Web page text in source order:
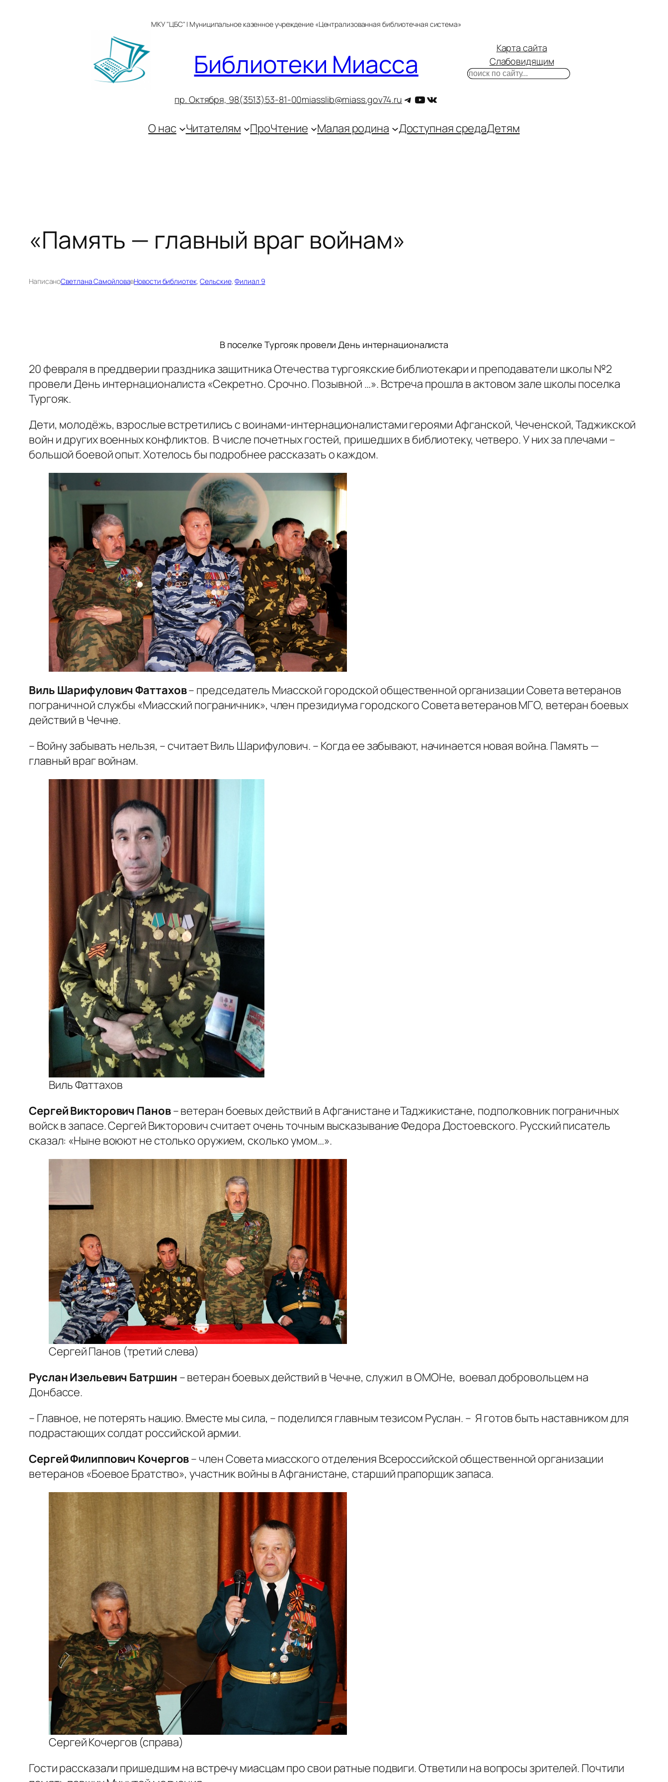
МКУ "ЦБС" | Муниципальное казенное учреждение «Централизованная библиотечная система»
Библиотеки Миасса
пр. Октября, 98(3513)53-81-00miasslib@miass.gov74.ru Telegram
YouTube
ВКонтакте
Карта сайта
Слабовидящим
Поиск
О нас Читателям ПроЧтение Малая родина Доступная средаДетям
«Память — главный враг войнам»
НаписаноСветлана СамойловавНовости библиотек, Сельские, Филиал 9
В поселке Тургояк провели День интернационалиста
20 февраля в преддверии праздника защитника Отечества тургоякские библиотекари и преподаватели школы №2
провели День интернационалиста «Секретно. Срочно. Позывной …». Встреча прошла в актовом зале школы поселка
Тургояк.
Дети, молодёжь, взрослые встретились с воинами-интернационалистами героями Афганской, Чеченской, Таджикской
войн и других военных конфликтов. В числе почетных гостей, пришедших в библиотеку, четверо. У них за плечами –
большой боевой опыт. Хотелось бы подробнее рассказать о каждом.
Виль Шарифулович Фаттахов– председатель Миасской городской общественной организации Совета ветеранов
пограничной службы «Миасский пограничник», член президиума городского Совета ветеранов МГО, ветеран боевых
действий в Чечне.
– Войну забывать нельзя, – считает Виль Шарифулович. – Когда ее забывают, начинается новая война. Память —
главный враг войнам.
Виль Фаттахов
Сергей Викторович Панов– ветеран боевых действий в Афганистане и Таджикистане, подполковник пограничных
войск в запасе. Сергей Викторович считает очень точным высказывание Федора Достоевского. Русский писатель
сказал: «Ныне воюют не столько оружием, сколько умом…».
Сергей Панов (третий слева)
Руслан Изельевич Батршин – ветеран боевых действий в Чечне, служил в ОМОНе, воевал добровольцем на
Донбассе.
– Главное, не потерять нацию. Вместе мы сила, – поделился главным тезисом Руслан. – Я готов быть наставником для
подрастающих солдат российской армии.
Сергей Филиппович Кочергов– член Совета миасского отделения Всероссийской общественной организации
ветеранов «Боевое Братство», участник войны в Афганистане, старший прапорщик запаса.
Сергей Кочергов (справа)
Гости рассказали пришедшим на встречу миасцам про свои ратные подвиги. Ответили на вопросы зрителей. Почтили